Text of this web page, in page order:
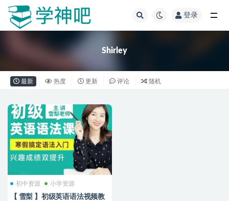
登录
Shirley
最新 热度 更新 评论 随机
初中资源 小学资源
【 雪梨 】初级英语语法视频教